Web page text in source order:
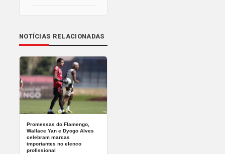
NOTÍCIAS RELACIONADAS
Promessas do Flamengo,
Wallace Yan e Dyogo Alves
celebram marcas
importantes no elenco
profissional